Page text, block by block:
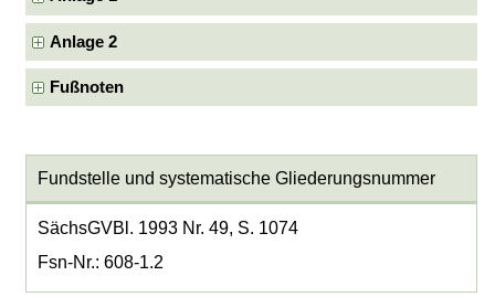
Anlage 2
Fußnoten
Fundstelle und systematische Gliederungsnummer
SächsGVBl. 1993 Nr. 49, S. 1074
Fsn-Nr.: 608-1.2